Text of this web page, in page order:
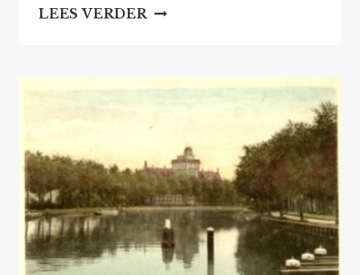
LEES VERDER KINDERSPELEN
2026,
ZON
VEEL
PLEZIER